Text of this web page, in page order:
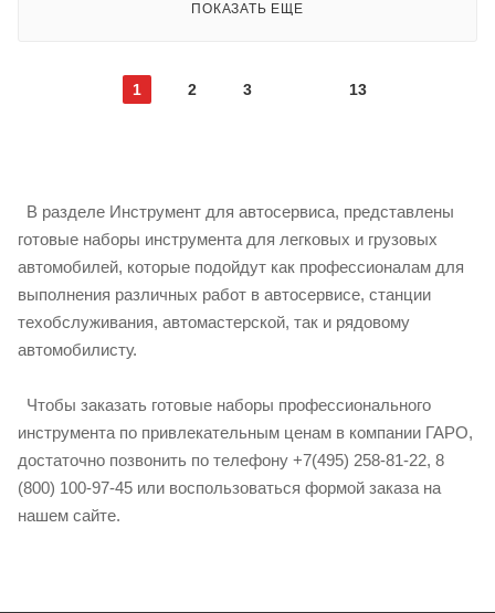
ПОКАЗАТЬ ЕЩЕ
1 2 3 13
В разделе Инструмент для автосервиса, представлены
готовые наборы инструмента для легковых и грузовых
автомобилей, которые подойдут как профессионалам для
выполнения различных работ в автосервисе, станции
техобслуживания, автомастерской, так и рядовому
автомобилисту.
Чтобы заказать готовые наборы профессионального
инструмента по привлекательным ценам в компании ГАРО,
достаточно позвонить по телефону +7(495) 258-81-22, 8
(800) 100-97-45 или воспользоваться формой заказа на
нашем сайте.